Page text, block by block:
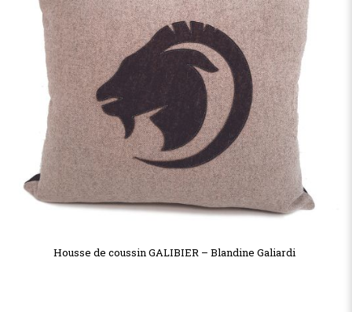
Housse de coussin GALIBIER – Blandine Galiardi